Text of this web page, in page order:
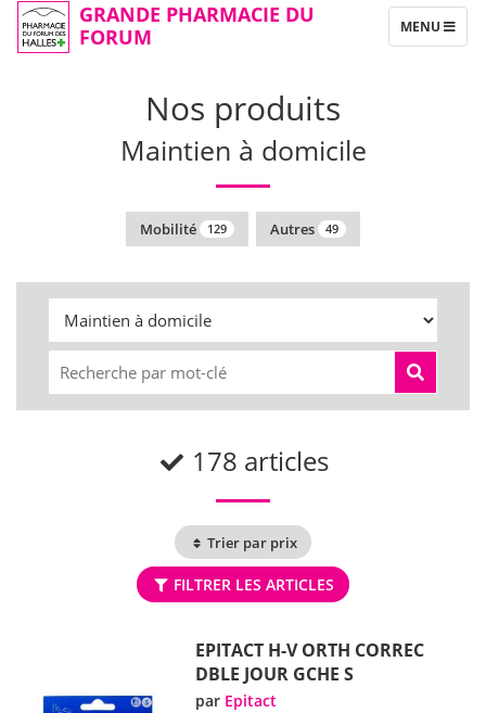
GRANDE PHARMACIE DU
FORUM
TOGGLE
NAVIGATION
MENU
Nos produits
Maintien à domicile
Mobilité 129 Autres 49
178 articles
Trier par prix
FILTRER LES ARTICLES
EPITACT H-V ORTH CORREC
DBLE JOUR GCHE S
par Epitact